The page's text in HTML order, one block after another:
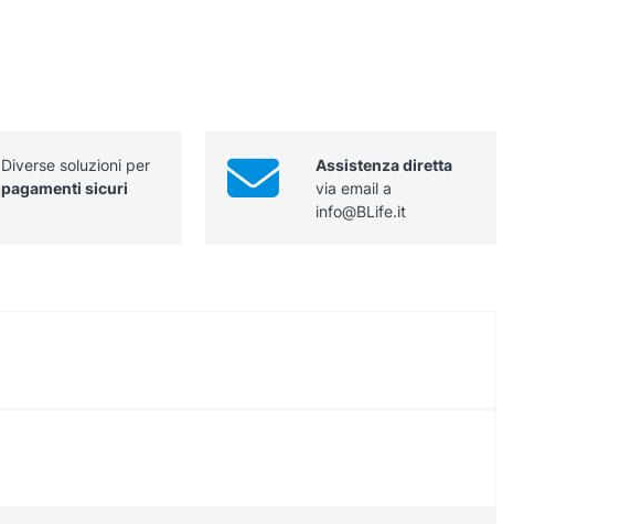
Diverse soluzioni per
pagamenti sicuri
Assistenza diretta
via email a
info@BLife.it